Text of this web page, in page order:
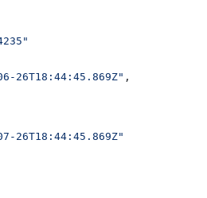
26T18:44:45.869Z" ,
26T18:44:45.869Z"